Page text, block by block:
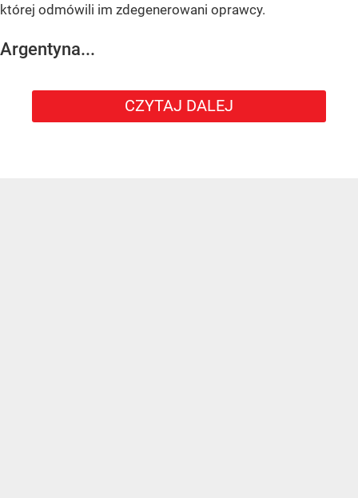
której odmówili im zdegenerowani oprawcy.
Argentyna...
CZYTAJ DALEJ